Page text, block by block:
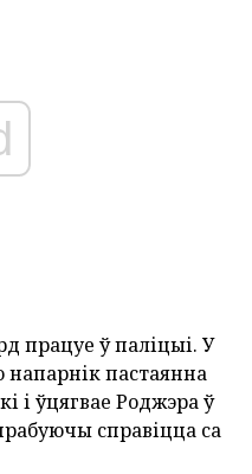
працуе ў паліцыі. У
напарнік пастаянна
і ўцягвае Роджэра ў
справіцца са